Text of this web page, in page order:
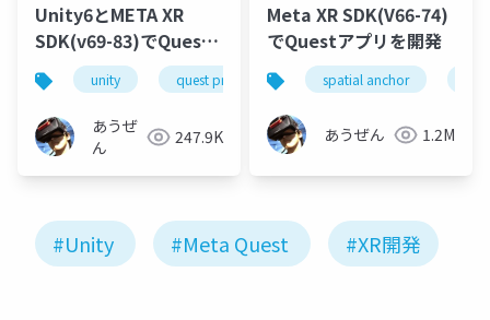
Unity6とMETA XR
SDK(v69-83)でQuest
アプリ開発
unity quest pro oculus integration
あうぜ
ん
247.9K
Meta XR SDK(V66-74)
でQuestアプリを開発
spatial anchor
あうぜん 1.2M
#Unity #Meta Quest #XR開発